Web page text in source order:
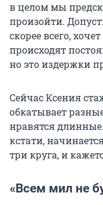
в целом мы
произойти.
скорее всего,
происходят
но это издержки
Сейчас Ксения
обкатывает
нравятся
кстати,
три круга, и
«Всем мил не